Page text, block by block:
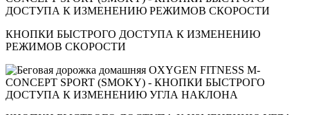
КНОПКИ БЫСТРОГО ДОСТУПА К ИЗМЕНЕНИЮ
РЕЖИМОВ СКОРОСТИ